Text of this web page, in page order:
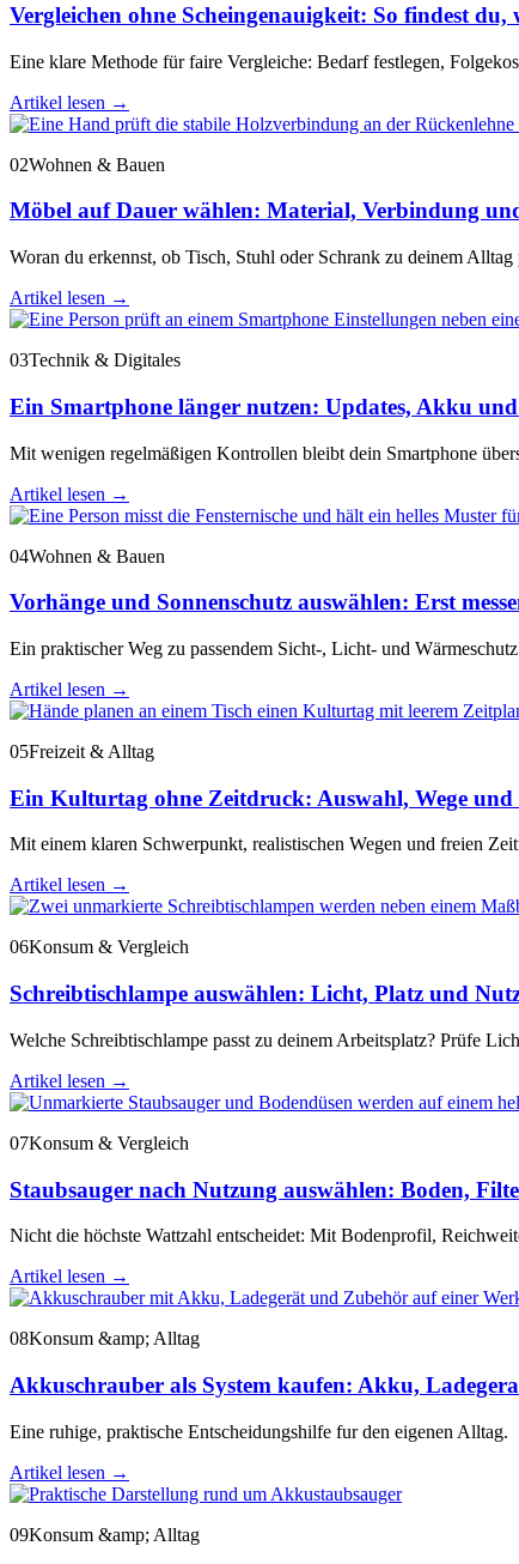
Vergleichen ohne Scheingenauigkeit: So findest
Eine klare Methode für faire Vergleiche: Bedarf festlegen,
Artikel lesen →
02Wohnen & Bauen
Möbel auf Dauer wählen: Material, Verbindung
Woran du erkennst, ob Tisch, Stuhl oder Schrank zu deinem
Artikel lesen →
03Technik & Digitales
Ein Smartphone länger nutzen: Updates, Akku
Mit wenigen regelmäßigen Kontrollen bleibt dein Smartphone
Artikel lesen →
04Wohnen & Bauen
Vorhänge und Sonnenschutz auswählen: Erst
Ein praktischer Weg zu passendem Sicht-, Licht- und
Artikel lesen →
05Freizeit & Alltag
Ein Kulturtag ohne Zeitdruck: Auswahl, Wege und
Mit einem klaren Schwerpunkt, realistischen Wegen und freien
Artikel lesen →
06Konsum & Vergleich
Schreibtischlampe auswählen: Licht, Platz und
Welche Schreibtischlampe passt zu deinem Arbeitsplatz? Prüfe
Artikel lesen →
07Konsum & Vergleich
Staubsauger nach Nutzung auswählen: Boden,
Nicht die höchste Wattzahl entscheidet: Mit Bodenprofil,
Artikel lesen →
08Konsum &amp; Alltag
Akkuschrauber als System kaufen: Akku,
Eine ruhige, praktische Entscheidungshilfe fur den eigenen Alltag.
Artikel lesen →
09Konsum &amp; Alltag